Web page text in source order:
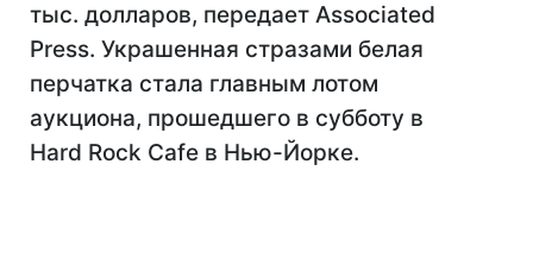
тыс. долларов, передает Associated
Press. Украшенная стразами белая
перчатка стала главным лотом
аукциона, прошедшего в субботу в
Hard Rock Cafe в Нью-Йорке.